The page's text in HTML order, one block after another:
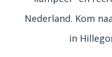
Nederland. Kom
in